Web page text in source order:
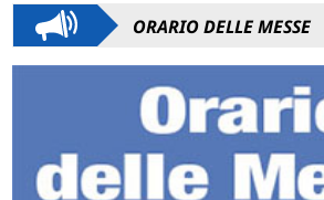
ORARIO DELLE MESSE